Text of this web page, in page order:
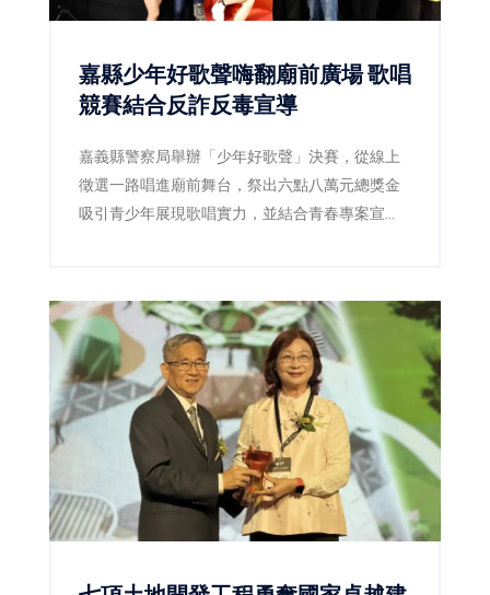
嘉縣少年好歌聲嗨翻廟前廣場 歌唱
競賽結合反詐反毒宣導
嘉義縣警察局舉辦「少年好歌聲」決賽，從線上
徵選一路唱進廟前舞台，祭出六點八萬元總獎金
吸引青少年展現歌唱實力，並結合青春專案宣